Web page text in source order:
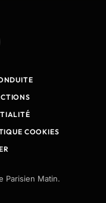
COOKIES
Parisien Matin.